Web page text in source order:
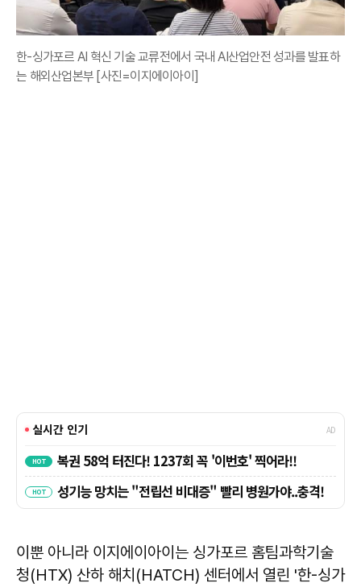
한-싱가포르 AI 혁신 기술 교류전에서 국내 AI산업안전 성과를 발표하
는 해외산업본부 [사진=이지에이아이]
이뿐 아니라 이지에이아이는 싱가포르 홈팀과학기술
청(HTX) 산하 해치(HATCH) 센터에서 열린 '한-싱가